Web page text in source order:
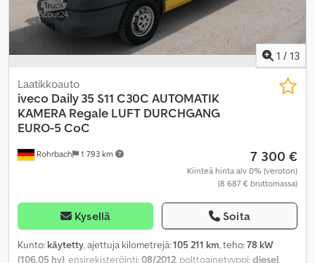
1 / 13
Rohrbach 1 793 km
Laatikkoauto
iveco Daily 35 S11 C30C AUTOMATIK
KAMERA Regale LUFT DURCHGANG
EURO-5 CoC
7 300 €
Kiinteä hinta alv 0% (veroton)
(8 687 € bruttomassa)
Kysellä Soita
Kunto: käytetty, ajettuja kilometrejä:105 211 km, teho:78 kW
(106,05 hv), ensirekisteröinti:08/2012, polttoainetyyppi:diesel,